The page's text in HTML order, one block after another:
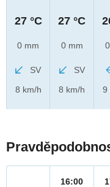
27 °C
0 mm
SV
8 km/h
27 °C
0 mm
SV
8 km/h
9
16:00